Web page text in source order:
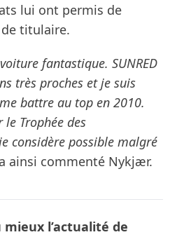
lui ont permis de
titulaire.
fantastique. SUNRED
très proches et je suis
battre au top en 2010.
Trophée des
considère possible malgré
ainsi commenté Nykjær.
l’actualité de